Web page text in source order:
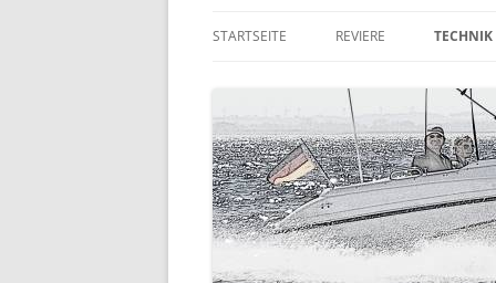
STARTSEITE REVIERE
DER NIEDERRHEIN
KORFU
TECHNIK
TRAILER
GPS &